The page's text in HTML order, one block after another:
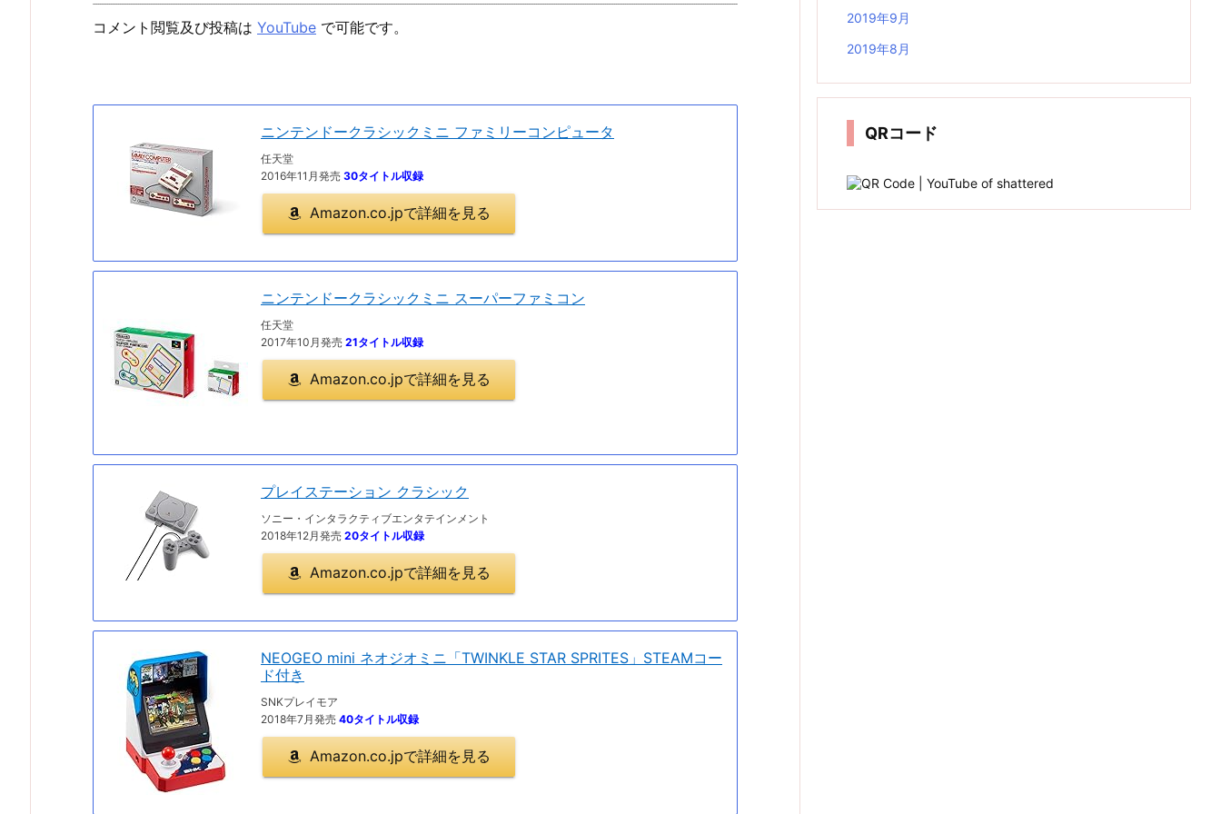
コメント閲覧及び投稿は YouTube で可能です。
ニンテンドークラシックミニ ファミリーコンピュータ
任天堂
2016年11月発売 30タイトル収録
Amazon.co.jpで詳細を見る
ニンテンドークラシックミニ スーパーファミコン
任天堂
2017年10月発売 21タイトル収録
Amazon.co.jpで詳細を見る
プレイステーション クラシック
ソニー・インタラクティブエンタテインメント
2018年12月発売 20タイトル収録
Amazon.co.jpで詳細を見る
NEOGEO mini ネオジオミニ「TWINKLE STAR SPRITES」STEAMコー
ド付き
SNKプレイモア
2018年7月発売 40タイトル収録
Amazon.co.jpで詳細を見る
2019年9月
2019年8月
QRコード